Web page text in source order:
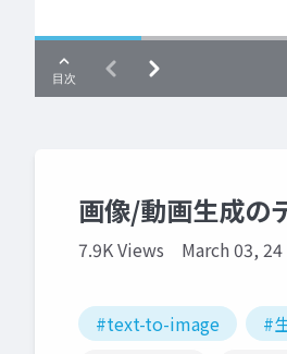
画像/動画生成の
7.9K Views March 03, 24
#text-to-image #